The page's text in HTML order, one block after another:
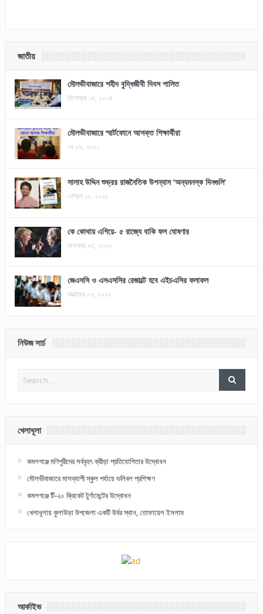
জাতীয়
মৌলভীবাজারে শহীদ বুদ্ধিজীবী দিবস পালিত
ডিসেম্বর ১৪, ২০২৪
মৌলভীবাজারে স্মার্টফোনে আসক্ত শিক্ষার্থীরা
মে ২৯, ২০২১
সালাহ উদ্দিন শুভ্রর রাজনৈতিক উপন্যাস ‘অন্যমনস্ক দিনগুলি’
এপ্রিল ১০, ২০২১
কে কোথায় এগিয়ে- ৫ রাজ্যে বাকি ফল ঘোষণার
নভেম্বর ০৫, ২০২০
জেএসসি ও এসএসসির রেজাল্টে হবে এইচএসির ফলাফল
অক্টোবর ০৭, ২০২০
নিউজ সার্চ
খেলাধূলা
কমলগঞ্জে মণিপুরীদের সর্ববৃহৎ ক্রীড়া প্রতিযোগিতার উদ্বোধন
মৌলভীবাজারে মাসব্যাপী স্কুল পর্যায়ে ভলিবল প্রশিক্ষণ
কমলগঞ্জে টি-২০ ক্রিকেট টুর্ণামেন্টের উদ্বোধন
খেলাধূলায় কুলাউড়া উপজেলা একটি উর্বর স্থান, তোফায়েল ইসলাম
আর্কাইভ